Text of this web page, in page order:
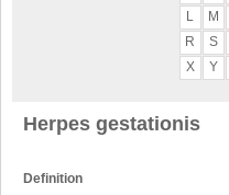
L
M
R
S
X
Y
Herpes gestationis
Definition